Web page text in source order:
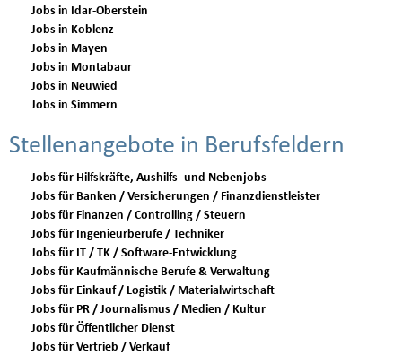
Jobs in Idar-Oberstein
Jobs in Koblenz
Jobs in Mayen
Jobs in Montabaur
Jobs in Neuwied
Jobs in Simmern
Stellenangebote in Berufsfeldern
Jobs für Hilfskräfte, Aushilfs- und Nebenjobs
Jobs für Banken / Versicherungen / Finanzdienstleister
Jobs für Finanzen / Controlling / Steuern
Jobs für Ingenieurberufe / Techniker
Jobs für IT / TK / Software-Entwicklung
Jobs für Kaufmännische Berufe & Verwaltung
Jobs für Einkauf / Logistik / Materialwirtschaft
Jobs für PR / Journalismus / Medien / Kultur
Jobs für Öffentlicher Dienst
Jobs für Vertrieb / Verkauf